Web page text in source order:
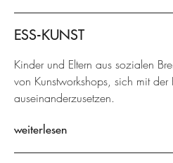
ESS-KUNST
Kinder und Eltern aus sozialen
von Kunstworkshops, sich mit der
auseinanderzusetzen.
weiterlesen